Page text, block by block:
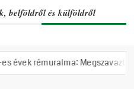
belföldről és külföldről
Megszavazta az